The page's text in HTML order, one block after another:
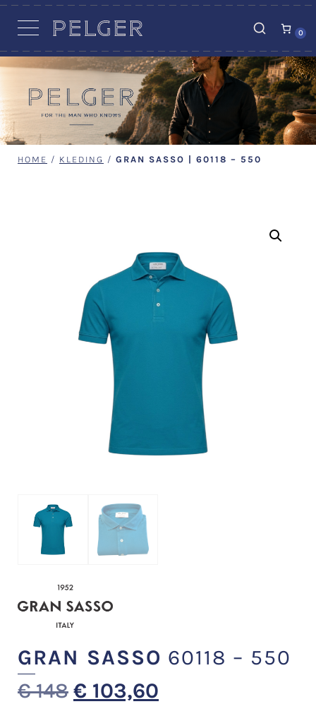
0
HOME / KLEDING / GRAN SASSO | 60118 – 550
GRAN SASSO 60118 – 550
€148€ 103,60